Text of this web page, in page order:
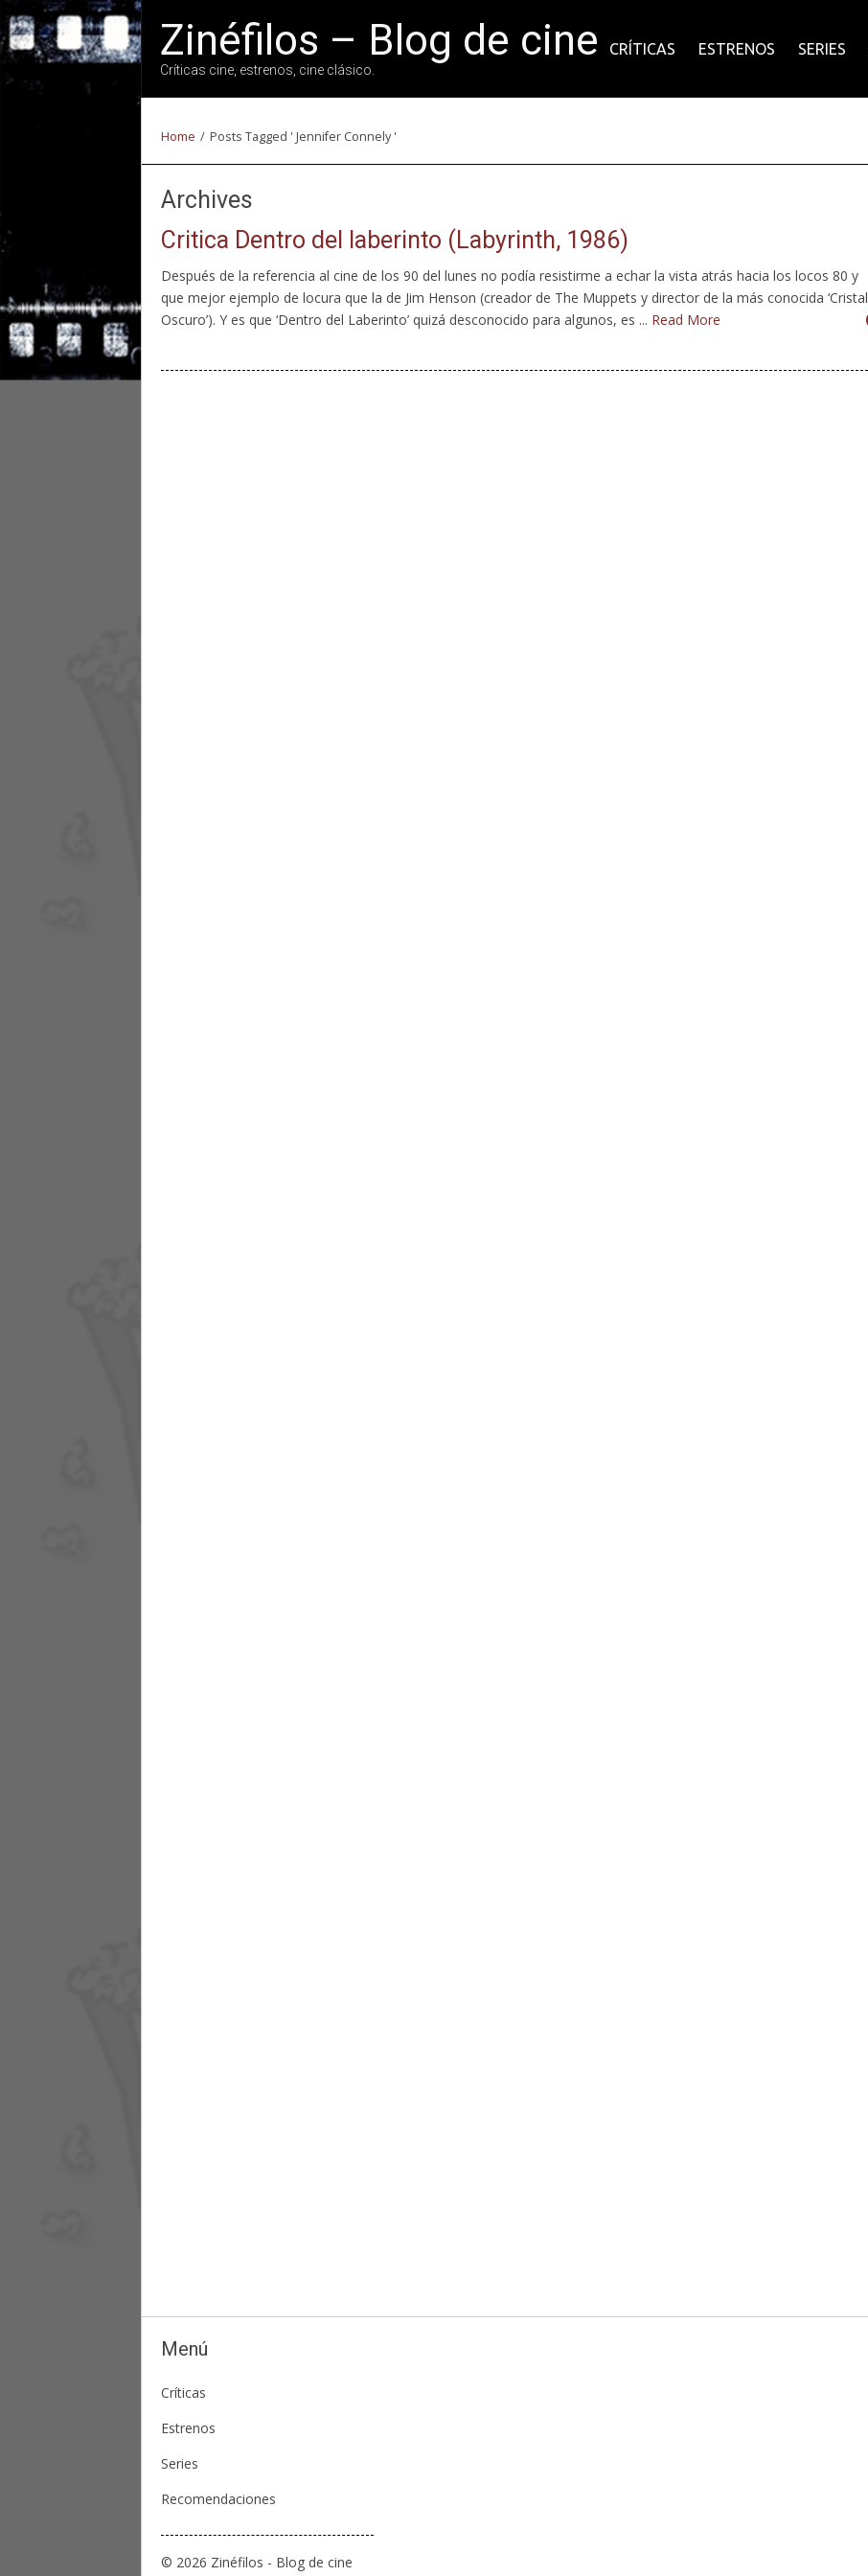
Zinéfilos – Blog de cine
Críticas cine, estrenos, cine clásico.
CRÍTICAS ESTRENOS SERIES
Home / Posts Tagged ' Jennifer Connely '
Archives
Critica Dentro del laberinto (Labyrinth, 1986)
Después de la referencia al cine de los 90 del lunes no podía resistirme a echar la vista atrás hacia los locos 80 y
que mejor ejemplo de locura que la de Jim Henson (creador de The Muppets y director de la más conocida ‘Cristal
Oscuro’). Y es que ‘Dentro del Laberinto’ quizá desconocido para algunos, es ... Read More
Menú
Críticas
Estrenos
Series
Recomendaciones
© 2026 Zinéfilos - Blog de cine